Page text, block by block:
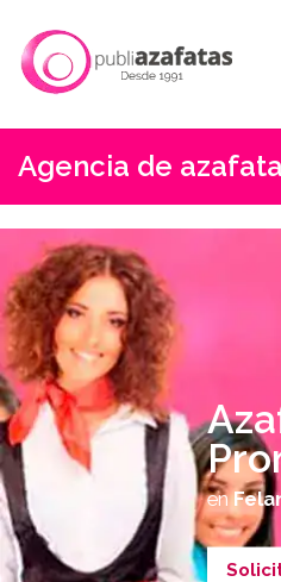
Agencia de
en